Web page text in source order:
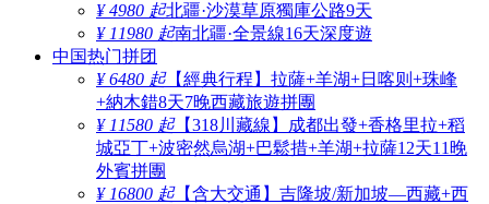
¥ 4980 起北疆·沙漠草原獨庫公路9天
¥ 11980 起南北疆·全景線16天深度遊
中国热门拼团
¥ 6480 起【經典行程】拉薩+羊湖+日喀则+珠峰
+納木錯8天7晚西藏旅遊拼團
¥ 11580 起【318川藏線】成都出發+香格里拉+稻
城亞丁+波密然烏湖+巴鬆措+羊湖+拉薩12天11晚
外賓拼團
¥ 16800 起【含大交通】吉隆坡/新加坡—西藏+西